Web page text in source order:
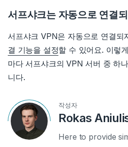
서프샤크는 자동으로 연결
서프샤크 VPN은 자동으로 연결되
결 기능을 설정할 수 있어요. 이렇
마다 서프샤크의 VPN 서버 중 하
니다.
작성자
Rokas
Here to provide